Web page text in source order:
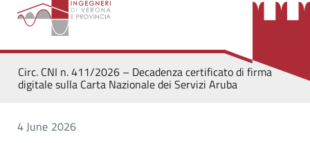
Circ. CNI n. 411/2026 – Decadenza certificato di firma
digitale sulla Carta Nazionale dei Servizi Aruba
4 June 2026